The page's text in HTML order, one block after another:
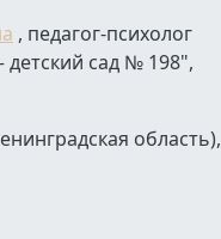
, педагог-психолог
сад № 198",
область),